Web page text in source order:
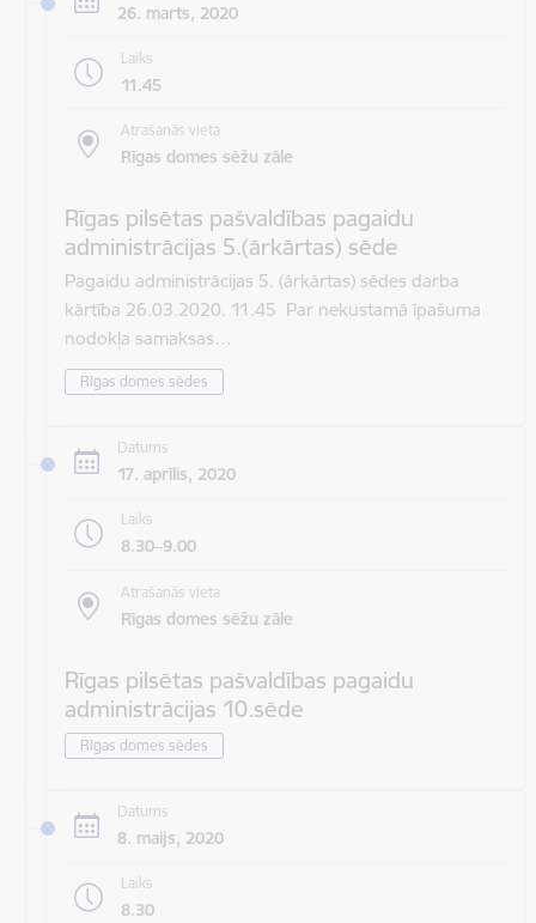
26. marts, 2020
Laiks
11.45
Atrašanās vieta
Rīgas domes sēžu zāle
Rīgas pilsētas pašvaldības pagaidu
administrācijas 5.(ārkārtas) sēde
Pagaidu administrācijas 5. (ārkārtas) sēdes darba
kārtība 26.03.2020. 11.45 Par nekustamā īpašuma
nodokļa samaksas…
Rīgas domes sēdes
Datums
17. aprīlis, 2020
Laiks
8.30–9.00
Atrašanās vieta
Rīgas domes sēžu zāle
Rīgas pilsētas pašvaldības pagaidu
administrācijas 10.sēde
Rīgas domes sēdes
Datums
8. maijs, 2020
Laiks
8.30